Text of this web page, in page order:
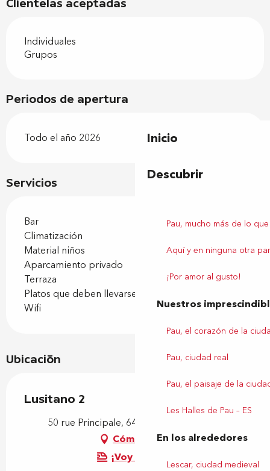
Inicio
Descubrir
Pau, mucho más de lo
Aquí y en ninguna otra
¡Por amor al gusto!
Nuestros
Pau, el corazón de la
Pau, ciudad real
Pau, el paisaje de la
Les Halles de Pau – ES
En los alrededores
Lescar, ciudad medieval
Servicios
Bar
Climatización
Material niños
Aparcamiento privado
Terraza
Platos que deben llevarse
Wifi
Clientelas aceptadas
Individuales
Grupos
Periodos de apertura
Todo el año 2026
Ubicación
Lusitano 2
50 rue Principale, 64230 Poey-de-Lescar
Cómo llegar
¡Voy en tren!